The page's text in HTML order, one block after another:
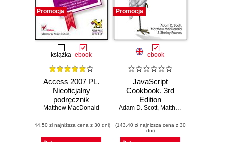
Promocja
książka ebook
Access 2007 PL.
Nieoficjalny
podręcznik
Matthew MacDonald
(44,50 zł najniższa cena z 30 dni)
Promocja
ebook
JavaScript
Cookbook. 3rd
Edition
Adam D. Scott, Matthew MacDonald
(143,40 zł najniższa cena z 30
dni)